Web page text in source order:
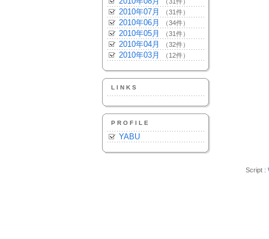
2010年07月 （31件）
2010年06月 （34件）
2010年05月 （31件）
2010年04月 （32件）
2010年03月 （12件）
LINKS
PROFILE
YABU
Script :